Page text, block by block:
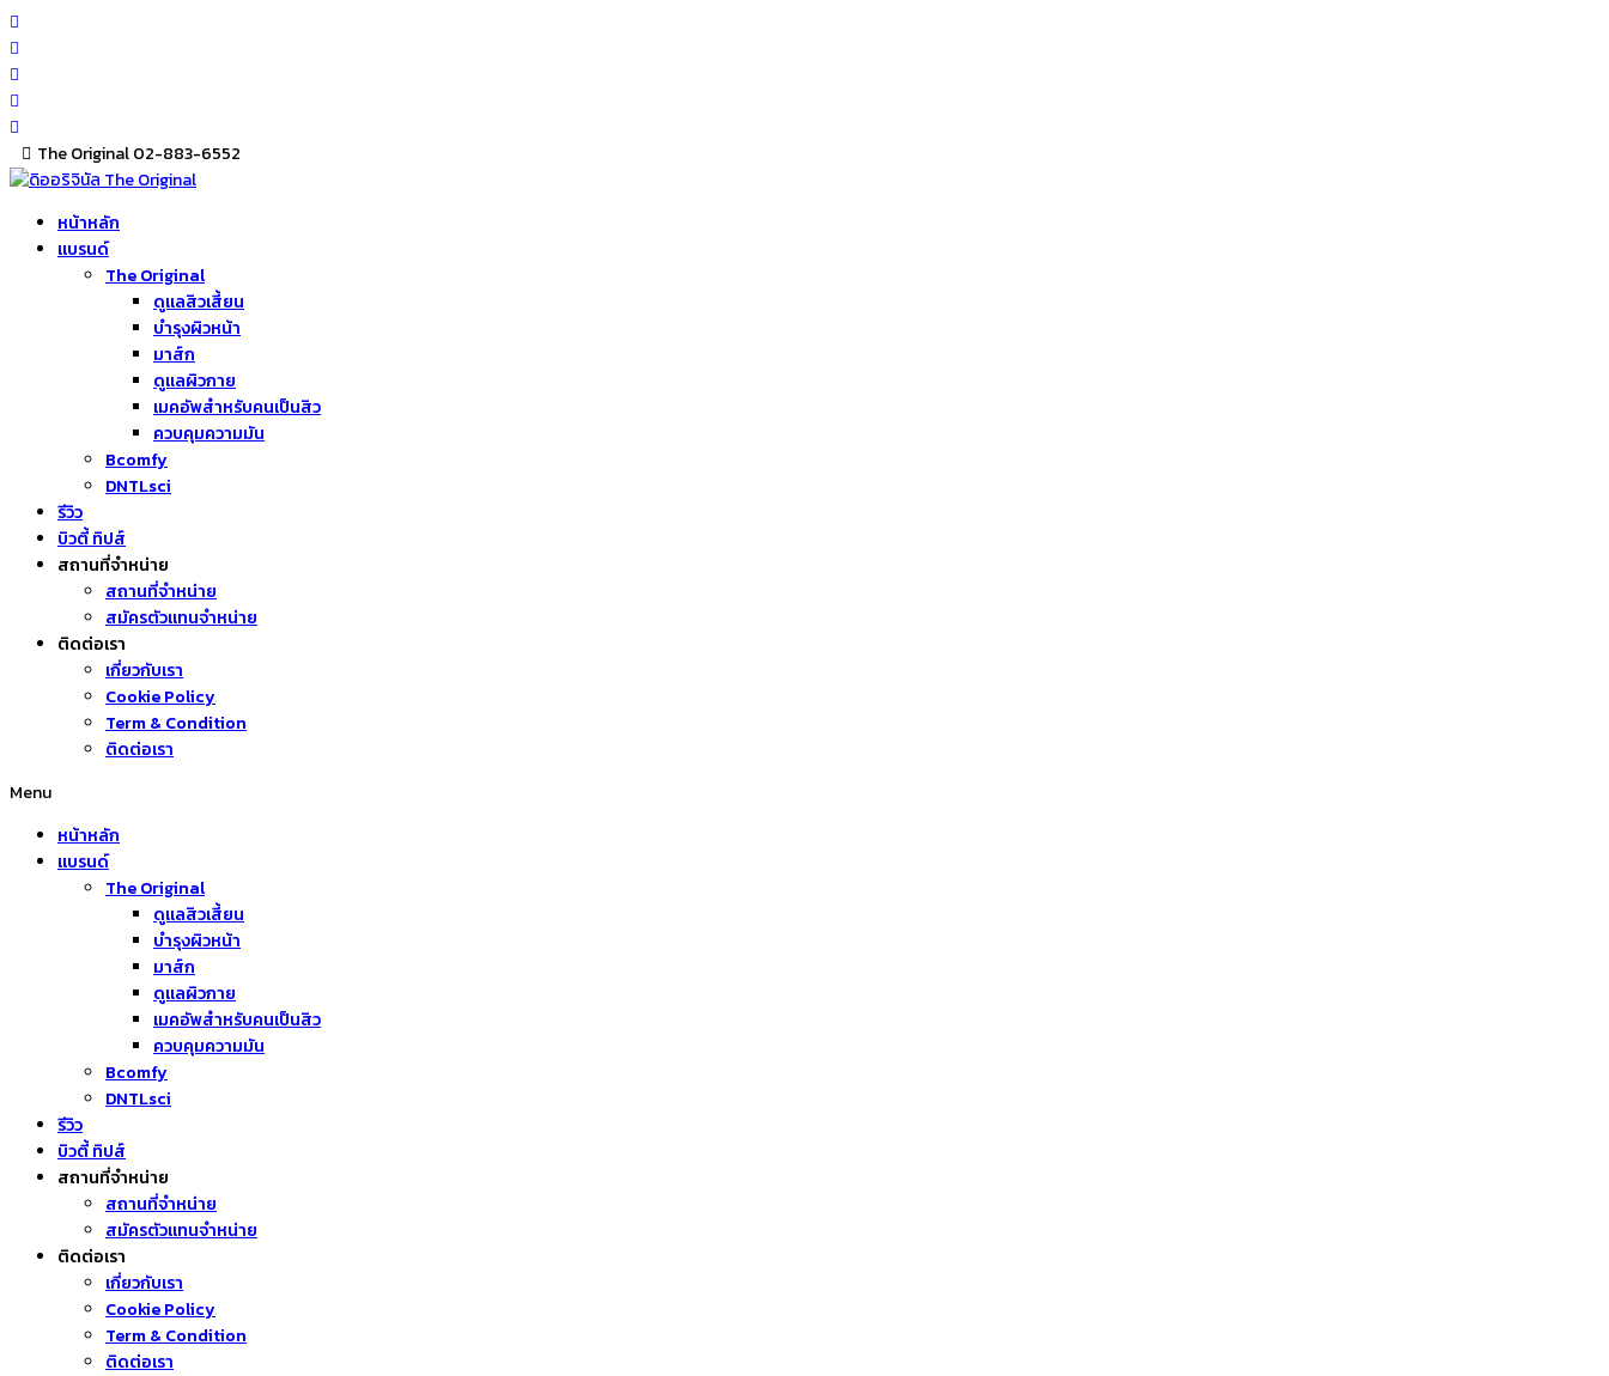
Skip
to
content
The Original 02-883-6552
หน้าหลัก
แบรนด์
The Original
ดูแลสิวเสี้ยน
บำรุงผิวหน้า
มาส์ก
ดูแลผิวกาย
เมคอัพสำหรับคนเป็นสิว
ควบคุมความมัน
Bcomfy
DNTLsci
รีวิว
บิวตี้ ทิปส์
สถานที่จำหน่าย
สถานที่จำหน่าย
สมัครตัวแทนจำหน่าย
ติดต่อเรา
เกี่ยวกับเรา
Cookie Policy
Term & Condition
ติดต่อเรา
Menu
หน้าหลัก
แบรนด์
The Original
ดูแลสิวเสี้ยน
บำรุงผิวหน้า
มาส์ก
ดูแลผิวกาย
เมคอัพสำหรับคนเป็นสิว
ควบคุมความมัน
Bcomfy
DNTLsci
รีวิว
บิวตี้ ทิปส์
สถานที่จำหน่าย
สถานที่จำหน่าย
สมัครตัวแทนจำหน่าย
ติดต่อเรา
เกี่ยวกับเรา
Cookie Policy
Term & Condition
ติดต่อเรา